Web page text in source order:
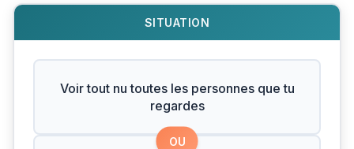
SITUATION
Voir tout nu toutes les personnes que tu
regardes
OU